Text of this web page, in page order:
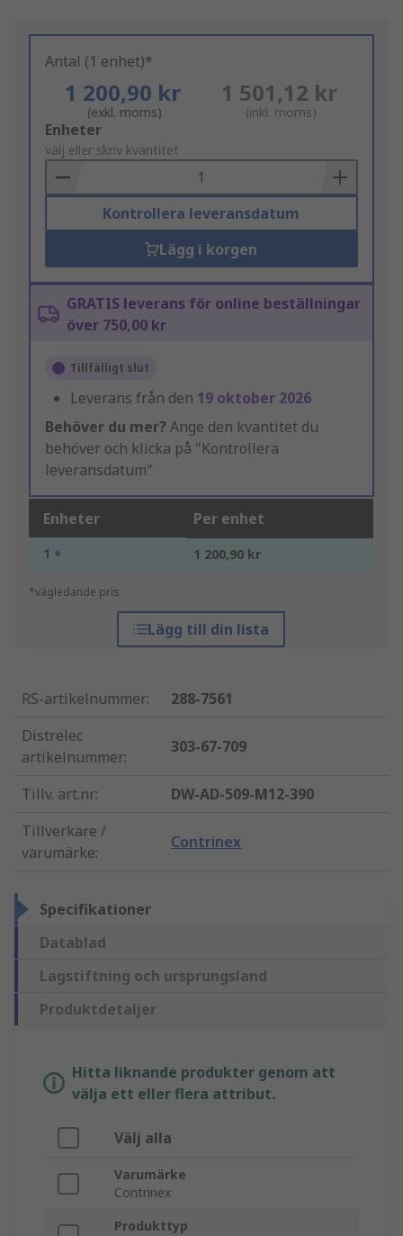
Antal (1 enhet)*
1 200,90 kr
(exkl. moms)
1 501,12 kr
(inkl. moms)
Add
to
Basket
Enheter
välj eller skriv kvantitet
Kontrollera leveransdatum
Lägg i korgen
GRATIS leverans för online beställningar
över 750,00 kr
Tillfälligt slut
Leverans från den 19 oktober 2026
Behöver du mer? Ange den kvantitet du
behöver och klicka på "Kontrollera
leveransdatum"
Enheter Per enhet
1 + 1 200,90 kr
*vägledande pris
Lägg till din lista
RS-artikelnummer:
288-7561
Distrelec
artikelnummer:
303-67-709
Tillv. art.nr:
DW-AD-509-M12-390
Tillverkare /
varumärke:
Contrinex
Specifikationer
Datablad
Lagstiftning och ursprungsland
Produktdetaljer
Hitta liknande produkter genom att
välja ett eller flera attribut.
Välj alla
Varumärke
Contrinex
Produkttyp